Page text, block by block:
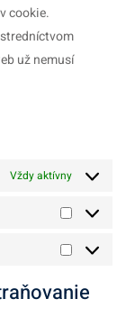
cookie.
už nemusí
Vždy aktívny
Štatistiky